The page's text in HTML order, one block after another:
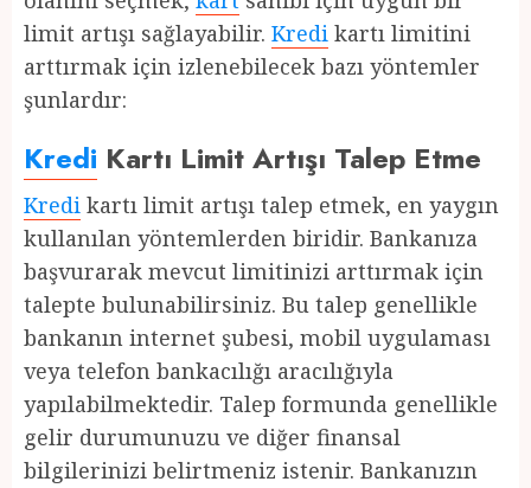
limit artışı sağlayabilir. Kredi kartı limitini
arttırmak için izlenebilecek bazı yöntemler
şunlardır:
Kredi Kartı Limit Artışı Talep Etme
Kredi kartı limit artışı talep etmek, en yaygın
kullanılan yöntemlerden biridir. Bankanıza
başvurarak mevcut limitinizi arttırmak için
talepte bulunabilirsiniz. Bu talep genellikle
bankanın internet şubesi, mobil uygulaması
veya telefon bankacılığı aracılığıyla
yapılabilmektedir. Talep formunda genellikle
gelir durumunuzu ve diğer finansal
bilgilerinizi belirtmeniz istenir. Bankanızın